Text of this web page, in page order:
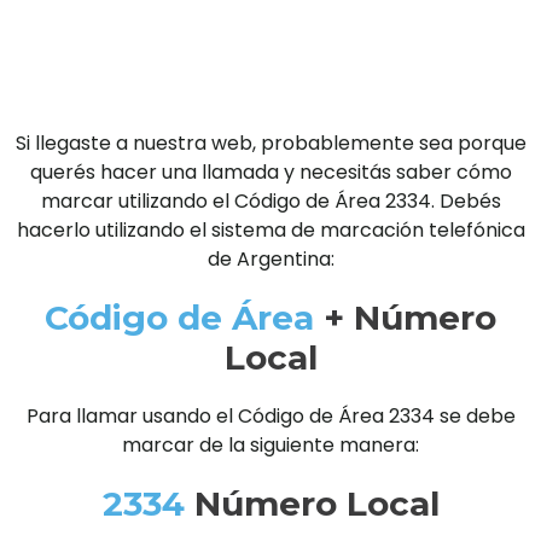
Si llegaste a nuestra web, probablemente sea porque
querés hacer una llamada y necesitás saber cómo
marcar utilizando el Código de Área 2334. Debés
hacerlo utilizando el sistema de marcación telefónica
de Argentina:
Código de Área + Número
Local
Para llamar usando el Código de Área 2334 se debe
marcar de la siguiente manera:
2334Número Local